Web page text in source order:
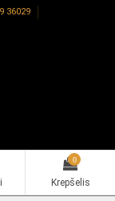
36029
0
Krepšelis